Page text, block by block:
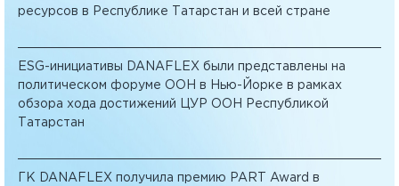
ресурсов в Республике Татарстан и всей стране
ESG-инициативы DANAFLEX были представлены на
политическом форуме ООН в Нью-Йорке в рамках
обзора хода достижений ЦУР ООН Республикой
Татарстан
ГК DANAFLEX получила премию PART Award в